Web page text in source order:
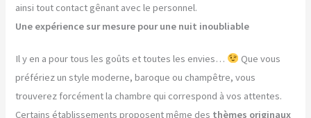
ainsi tout contact gênant avec le personnel.
Une expérience sur mesure pour une nuit inoubliable
Il y en a pour tous les goûts et toutes les envies…
Que vous
préfériez un style moderne, baroque ou champêtre, vous
trouverez forcément la chambre qui correspond à vos attentes.
Certains établissements proposent même des thèmes originaux